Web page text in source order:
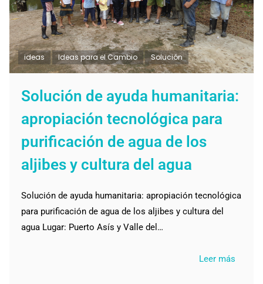
ideas Ideas para el Cambio Solución
Solución de ayuda humanitaria:
apropiación tecnológica para
purificación de agua de los
aljibes y cultura del agua
Solución de ayuda humanitaria: apropiación tecnológica
para purificación de agua de los aljibes y cultura del
agua Lugar: Puerto Asís y Valle del…
Leer más